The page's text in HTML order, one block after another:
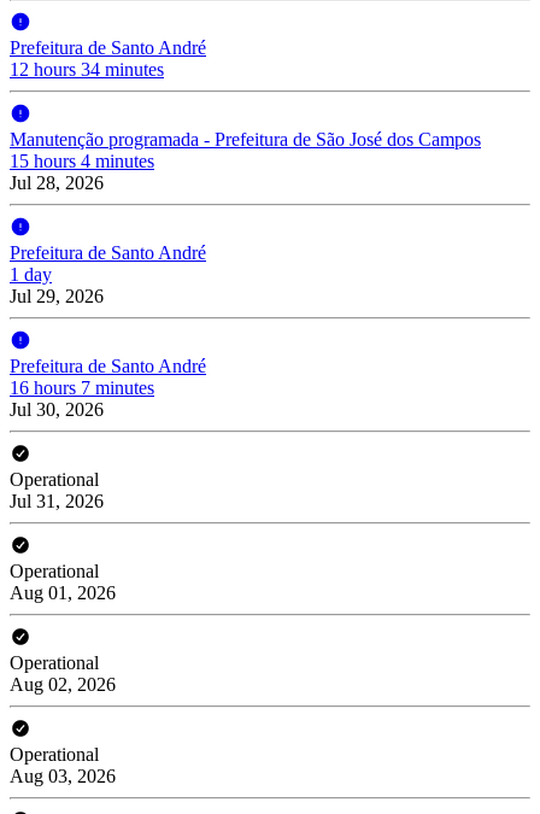
Prefeitura de Santo André
12 hours 34 minutes
Manutenção programada - Prefeitura de São José dos Campos
15 hours 4 minutes
Jul 28, 2026
Prefeitura de Santo André
1 day
Jul 29, 2026
Prefeitura de Santo André
16 hours 7 minutes
Jul 30, 2026
Operational
Jul 31, 2026
Operational
Aug 01, 2026
Operational
Aug 02, 2026
Operational
Aug 03, 2026